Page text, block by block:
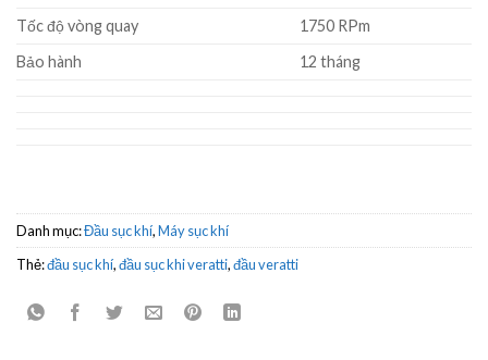
Tốc độ vòng quay
1750 RPm
Bảo hành
12 tháng
Danh mục:Đầu sục khí,Máy sục khí
Thẻ:đầu sục khí,đầu sục khi veratti,đầu veratti